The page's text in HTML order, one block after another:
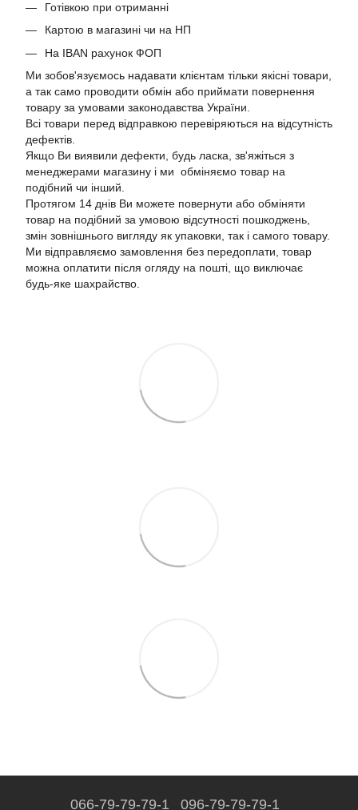
Готівкою при отриманні
Картою в магазині чи на НП
На IBAN рахунок ФОП
Ми зобов'язуємось надавати клієнтам тільки якісні товари,
а так само проводити обмін або приймати повернення
товару за умовами законодавства України.
Всі товари перед відправкою перевіряються на відсутність
дефектів.
Якщо Ви виявили дефекти, будь ласка, зв'яжіться з
менеджерами магазину і ми обміняємо товар на
подібний чи інший.
Протягом 14 днів Ви можете повернути або обміняти
товар на подібний за умовою відсутності пошкоджень,
змін зовнішнього вигляду як упаковки, так і самого товару.
Ми відправляємо замовлення без передоплати, товар
можна оплатити після огляду на пошті, що виключає
будь-яке шахрайство.
066-79-79-79-1 096-79-79-79-1